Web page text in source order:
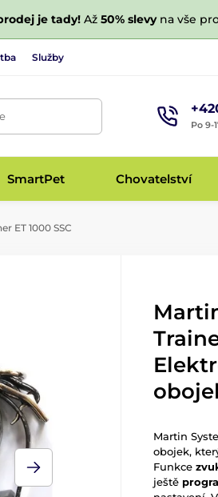
je tady!Až 50% slevyna vše
Služby
Po 9-
SmartPet Chovatelství
ET 1000 SSC
Martin
obojek,
Funkce
ještě